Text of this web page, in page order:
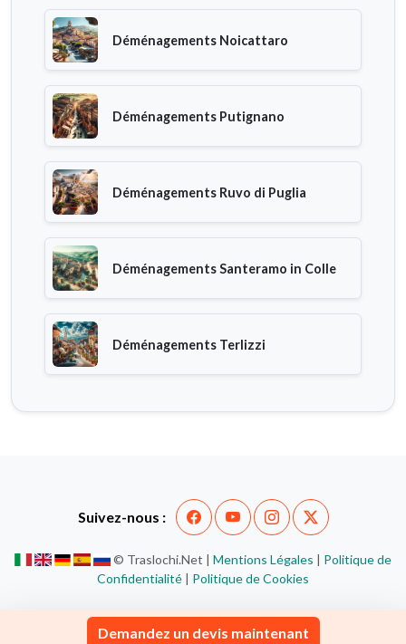
Déménagements Noicattaro
Déménagements Putignano
Déménagements Ruvo di Puglia
Déménagements Santeramo in Colle
Déménagements Terlizzi
Suivez-nous :
© Traslochi.Net | Mentions Légales | Politique de
Confidentialité | Politique de Cookies
Demandez un devis maintenant